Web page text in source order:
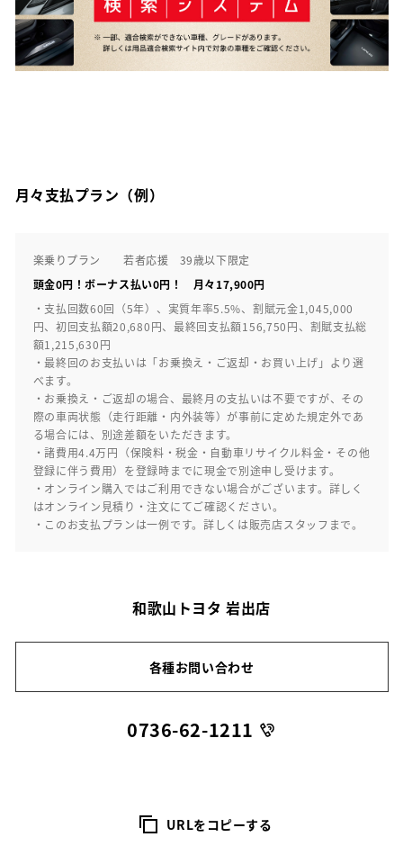
月々支払プラン（例）
楽乗りプラン 若者応援 39歳以下限定
頭金0円！ボーナス払い0円！ 月々17,900円
・支払回数60回（5年）、実質年率5.5%、割賦元金1,045,000
円、初回支払額20,680円、最終回支払額156,750円、割賦支払総
額1,215,630円
・最終回のお支払いは「お乗換え・ご返却・お買い上げ」より選
べます。
・お乗換え・ご返却の場合、最終月の支払いは不要ですが、その
際の車両状態（走行距離・内外装等）が事前に定めた規定外であ
る場合には、別途差額をいただきます。
・諸費用4.4万円（保険料・税金・自動車リサイクル料金・その他
登録に伴う費用）を登録時までに現金で別途申し受けます。
・オンライン購入ではご利用できない場合がございます。詳しく
はオンライン見積り・注文にてご確認ください。
・このお支払プランは一例です。詳しくは販売店スタッフまで。
和歌山トヨタ 岩出店
各種お問い合わせ
0736-62-1211
URLをコピーする